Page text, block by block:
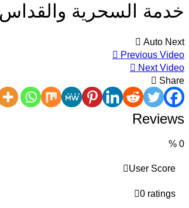
خدمة السحرية والقداس
Auto Next
Previous Video
Next Video
Share
Reviews
0
%
User Score
0 ratings